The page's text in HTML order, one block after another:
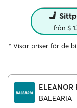
från $
* Visar priser för de
ELEANOR
BALEARIA